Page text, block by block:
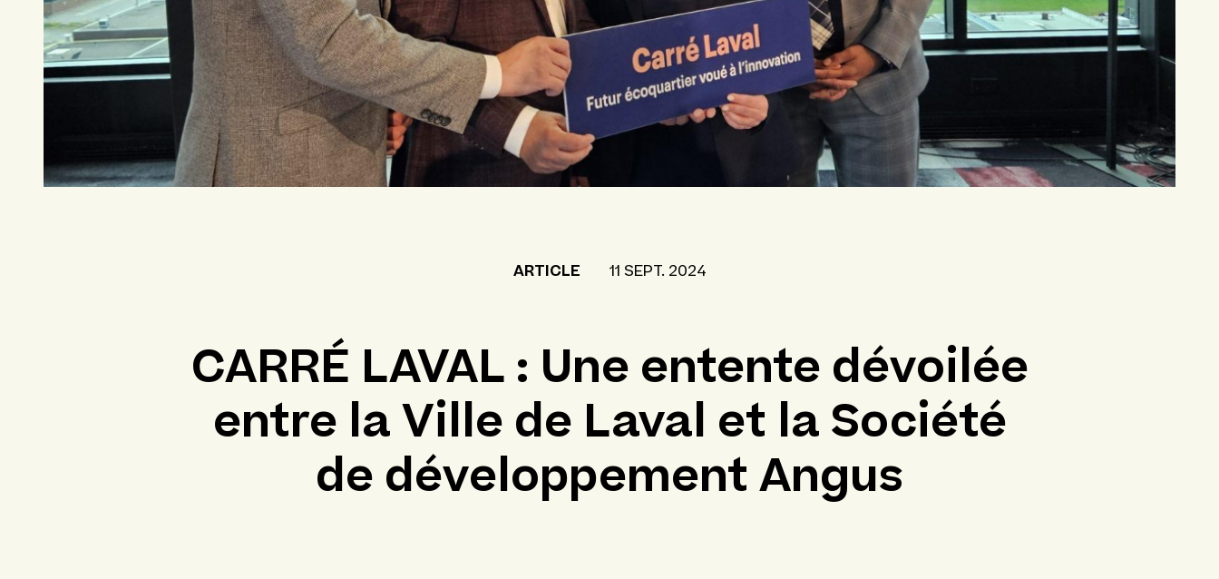
ARTICLE 11 SEPT. 2024
CARRÉ LAVAL : Une entente dévoilée
entre la Ville de Laval et la Société
de développement Angus